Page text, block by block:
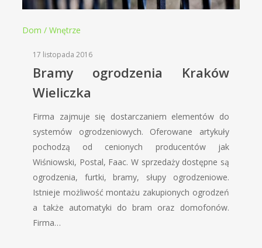
Dom / Wnętrze
17 listopada 2016
Bramy ogrodzenia Kraków
Wieliczka
Firma zajmuje się dostarczaniem elementów do
systemów ogrodzeniowych. Oferowane artykuły
pochodzą od cenionych producentów jak
Wiśniowski, Postal, Faac. W sprzedaży dostępne są
ogrodzenia, furtki, bramy, słupy ogrodzeniowe.
Istnieje możliwość montażu zakupionych ogrodzeń
a także automatyki do bram oraz domofonów.
Firma…